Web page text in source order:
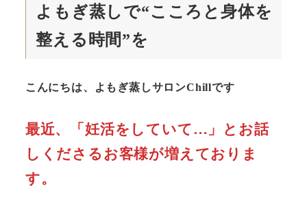
よもぎ蒸しで“こころと身体を
整える時間”を
こんにちは、よもぎ蒸しサロンChillです
最近、「妊活をしていて…」とお話
しくださるお客様が増えておりま
す。